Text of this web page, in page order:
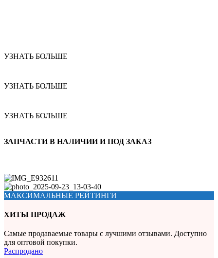
УЗНАТЬ БОЛЬШЕ
УЗНАТЬ БОЛЬШЕ
УЗНАТЬ БОЛЬШЕ
ЗАПЧАСТИ В НАЛИЧИИ И ПОД ЗАКАЗ
МАКСИМАЛЬНЫЕ РЕЙТИНГИ
ХИТЫ ПРОДАЖ
Самые продаваемые товары с лучшими отзывами. Доступно
для оптовой покупки.
Распродано